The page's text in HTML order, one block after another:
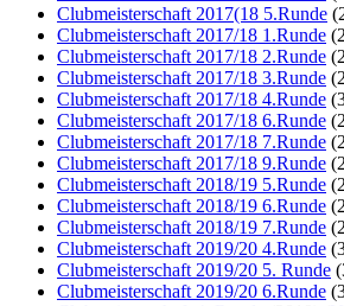
Clubmeisterschaft 2017(18 5.Runde
Clubmeisterschaft 2017/18 1.Runde
Clubmeisterschaft 2017/18 2.Runde
Clubmeisterschaft 2017/18 3.Runde
Clubmeisterschaft 2017/18 4.Runde
Clubmeisterschaft 2017/18 6.Runde
Clubmeisterschaft 2017/18 7.Runde
Clubmeisterschaft 2017/18 9.Runde
Clubmeisterschaft 2018/19 5.Runde
Clubmeisterschaft 2018/19 6.Runde
Clubmeisterschaft 2018/19 7.Runde
Clubmeisterschaft 2019/20 4.Runde
Clubmeisterschaft 2019/20 5. Runde
Clubmeisterschaft 2019/20 6.Runde